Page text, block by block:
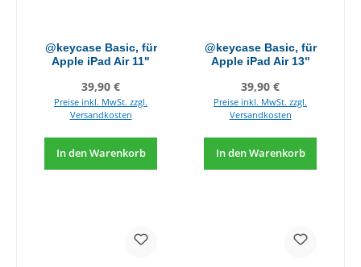
@keycase Basic, für
Apple iPad Air 11"
Regulärer Preis:
39,90 €
Preise inkl. MwSt. zzgl.
Versandkosten
In den Warenkorb
@keycase Basic, für
Apple iPad Air 13"
Regulärer Preis:
39,90 €
Preise inkl. MwSt. zzgl.
Versandkosten
In den Warenkorb